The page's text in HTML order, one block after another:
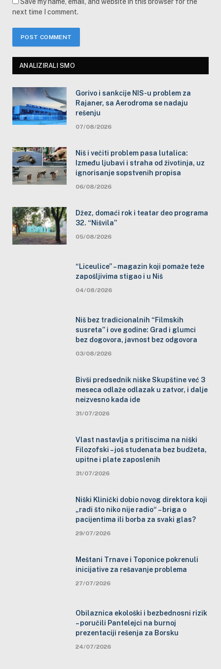
next time I comment.
ANALIZIRALI SMO
Gorivo i sankcije NIS-u problem za
Rajaner, sa Aerodroma se nadaju
rešenju
07/08/2026
Niš i večiti problem pasa lutalica:
Između ljubavi i straha od životinja, uz
ignorisanje sopstvenih propisa
06/08/2026
Džez, domaći rok i teatar deo programa
32. “Nišvila”
05/08/2026
“Liceulice” – magazin koji pomaže teže
zapošljivima stigao i u Niš
04/08/2026
Niš bez tradicionalnih “Filmskih
susreta” i ove godine: Grad i glumci
bez dogovora, javnost bez odgovora
03/08/2026
Bivši predsednik niške Skupštine već 3
meseca odlaže odlazak u zatvor, i dalje
neizvesno kada ide
31/07/2026
Vlast nastavlja s pritiscima na niški
Filozofski – još studenata bez budžeta,
upitne i plate zaposlenih
31/07/2026
Niški Klinički dobio novog direktora koji
„radi što niko nije radio“ – briga o
pacijentima ili borba za svaki glas?
29/07/2026
Meštani Trnave i Toponice pokrenuli
inicijative za rešavanje problema
27/07/2026
Obilaznica ekološki i bezbednosni rizik
– poručili Pantelejci na burnoj
prezentaciji rešenja za Borsku
24/07/2026